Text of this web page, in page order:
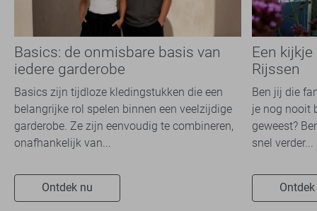
Basics: de onmisbare basis van
iedere garderobe
Basics zijn tijdloze kledingstukken die een
belangrijke rol spelen binnen een veelzijdige
garderobe. Ze zijn eenvoudig te combineren,
onafhankelijk van...
Ontdek nu
Een
Rijssen
Ben jij die
je nog nooit
geweest?
snel verder...